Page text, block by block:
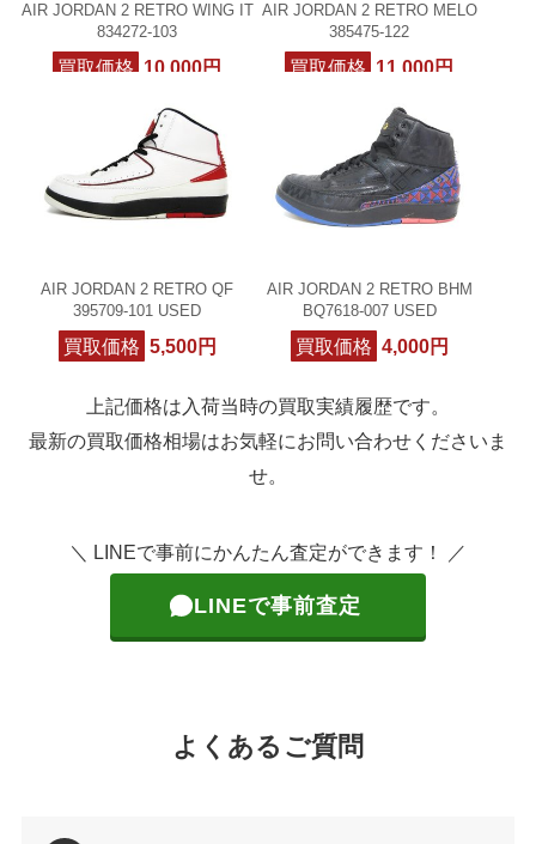
AIR JORDAN 2 RETRO WING IT
834272-103
買取価格 10,000円
AIR JORDAN 2 RETRO MELO
385475-122
買取価格 11,000円
AIR JORDAN 2 RETRO QF
395709-101 USED
買取価格 5,500円
AIR JORDAN 2 RETRO BHM
BQ7618-007 USED
買取価格 4,000円
上記価格は入荷当時の買取実績履歴です。
最新の買取価格相場はお気軽にお問い合わせくださいま
せ。
＼ LINEで事前にかんたん査定ができます！ ／
LINEで事前査定
よくあるご質問